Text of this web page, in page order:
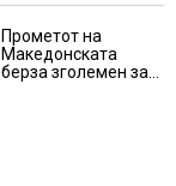
Прометот на
Македонската
берза зголемен за